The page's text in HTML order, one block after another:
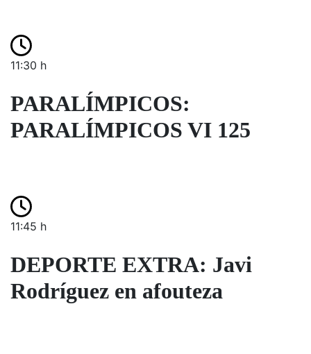
11:30 h
PARALÍMPICOS:
PARALÍMPICOS VI 125
11:45 h
DEPORTE EXTRA: Javi
Rodríguez en afouteza